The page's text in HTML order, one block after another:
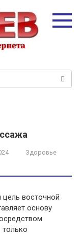
Здоровье
восточной
основу